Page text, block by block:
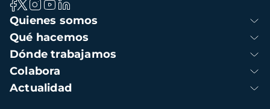
Navegación
principal
Quienes somos
Qué hacemos
Dónde trabajamos
Colabora
Actualidad